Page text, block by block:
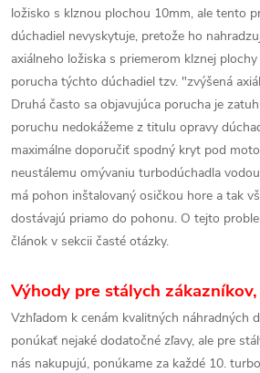
ložisko s klznou plochou 10mm, ale tento
dúchadiel nevyskytuje, pretože ho
axiálneho ložiska s priemerom klznej
porucha týchto dúchadiel tzv. "zvýšená
Druhá často sa objavujúca porucha je
poruchu nedokážeme z titulu opravy
maximálne doporučiť spodný kryt pod
neustálemu omývaniu turbodúchadla
má pohon inštalovaný osičkou hore a tak
dostávajú priamo do pohonu. O tejto
článok v sekcii časté otázky.
Výhody pre stálych
Vzhľadom k cenám kvalitných náhradných
ponúkať nejaké dodatočné zľavy, ale pre
nás nakupujú, ponúkame za každé 10.